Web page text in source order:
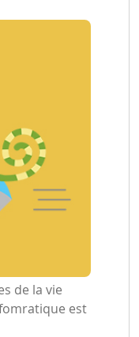
de la vie
est